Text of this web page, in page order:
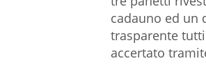
cadauno ed un
trasparente
accertato